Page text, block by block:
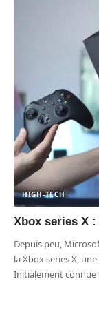
HIGH-TECH
Xbox series X
Depuis peu,
la Xbox series X,
Initialement connue